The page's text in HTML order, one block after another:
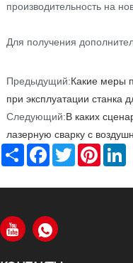
производительность на
Для получения
Предыдущий:Какие меры
при эксплуатации станка
Следующий:В каких
лазерную сварку с
Share Facebook
Twitter